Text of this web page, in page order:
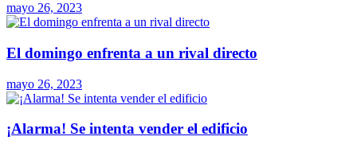
mayo 26, 2023
El domingo enfrenta a un rival directo
mayo 26, 2023
¡Alarma! Se intenta vender el edificio